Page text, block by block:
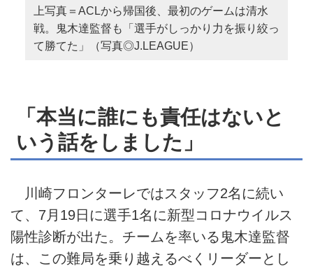
上写真＝ACLから帰国後、最初のゲームは清水
戦。鬼木達監督も「選手がしっかり力を振り絞っ
て勝てた」（写真◎J.LEAGUE）
「本当に誰にも責任はないと
いう話をしました」
川崎フロンターレではスタッフ2名に続い
て、7月19日に選手1名に新型コロナウイルス
陽性診断が出た。チームを率いる鬼木達監督
は、この難局を乗り越えるべくリーダーとし